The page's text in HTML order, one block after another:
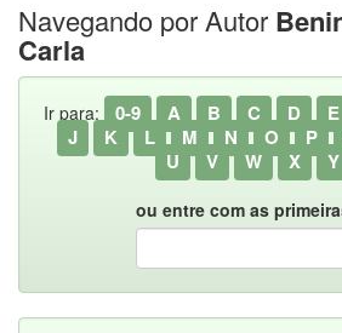
Navegando por Autor
Carla
Ir para: 0-9 A B C D E
J
K L M N O P
U
V W X Y
ou entre com as